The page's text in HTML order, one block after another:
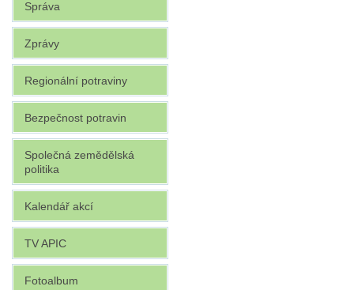
Správa
Zprávy
Regionální potraviny
Bezpečnost potravin
Společná zemědělská
politika
Kalendář akcí
TV APIC
Fotoalbum